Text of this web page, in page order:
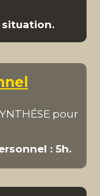
situation.
pour
: 5h.